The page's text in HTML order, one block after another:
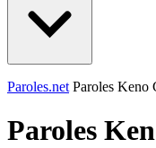
Paroles.net Paroles Keno
Paroles